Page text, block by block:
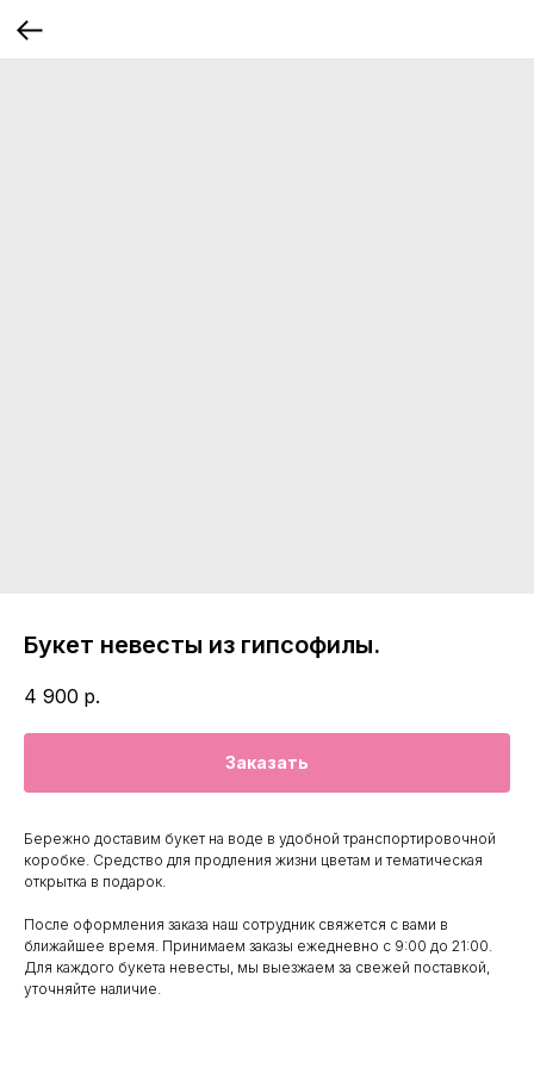
Букет невесты из гипсофилы.
4 900 р.
Заказать
Бережно доставим букет на воде в удобной транспортировочной
коробке. Средство для продления жизни цветам и тематическая
открытка в подарок.
После оформления заказа наш сотрудник свяжется с вами в
ближайшее время. Принимаем заказы ежедневно с 9:00 до 21:00.
Для каждого букета невесты, мы выезжаем за свежей поставкой,
уточняйте наличие.